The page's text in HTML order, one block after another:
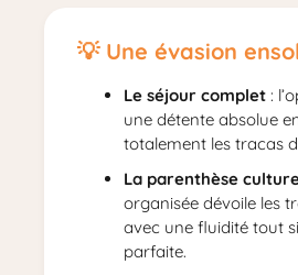
Une évasion
Le séjour complet :
une détente absolue
totalement les tracas
La parenthèse
organisée dévoile les
avec une fluidité tout
parfaite.